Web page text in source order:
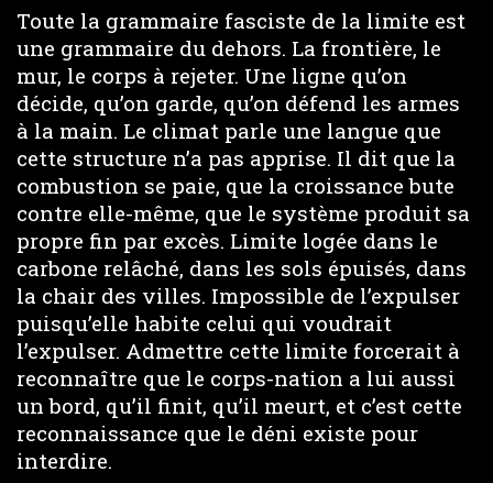
Toute la grammaire fasciste de la limite est
une grammaire du dehors. La frontière, le
mur, le corps à rejeter. Une ligne qu’on
décide, qu’on garde, qu’on défend les armes
à la main. Le climat parle une langue que
cette structure n’a pas apprise. Il dit que la
combustion se paie, que la croissance bute
contre elle-même, que le système produit sa
propre fin par excès. Limite logée dans le
carbone relâché, dans les sols épuisés, dans
la chair des villes. Impossible de l’expulser
puisqu’elle habite celui qui voudrait
l’expulser. Admettre cette limite forcerait à
reconnaître que le corps-nation a lui aussi
un bord, qu’il finit, qu’il meurt, et c’est cette
reconnaissance que le déni existe pour
interdire.